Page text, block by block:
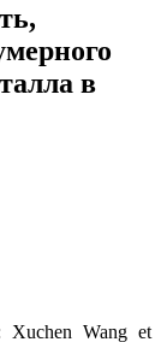
в
Xuchen Wang et